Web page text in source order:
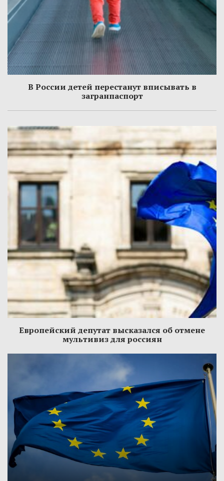
В России детей перестанут вписывать в
загранпаспорт
Европейский депутат высказался об отмене
мультивиз для россиян